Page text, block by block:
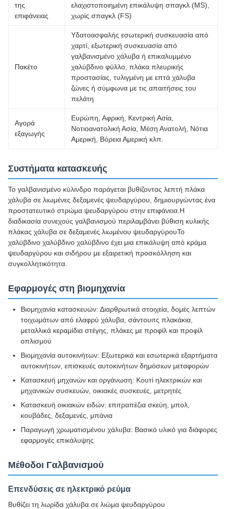
της
επιφάνειας
ελαχιστοποιημένη επικάλυψη σπαγκλ (MS),
χωρίς σπαγκλ (FS)
Πακέτο
Υδατοασφαλής εσωτερική συσκευασία από
χαρτί, εξωτερική συσκευασία από
γαλβανισμένο χάλυβα ή επικαλυμμένο
χαλύβδινο φύλλο, πλάκα πλευρικής
προστασίας, τυλιγμένη με επτά χάλυβα
ζώνες ή σύμφωνα με τις απαιτήσεις του
πελάτη
Αγορά
εξαγωγής
Ευρώπη, Αφρική, Κεντρική Ασία,
Νοτιοανατολική Ασία, Μέση Ανατολή, Νότια
Αμερική, Βόρεια Αμερική κλπ.
Συστήματα κατασκευής
Το γαλβανισμένο κύλινδρο παράγεται βυθίζοντας λεπτή πλάκα
χάλυβα σε λιωμένες δεξαμενές ψευδαργύρου, δημιουργώντας ένα
προστατευτικό στρώμα ψευδαργύρου στην επιφάνεια.Η
διαδικασία συνεχούς γαλβανισμού περιλαμβάνει βύθιση κυλικής
πλάκας χάλυβα σε δεξαμενές λιωμένου ψευδαργύρουΤο
χαλύβδινο χαλύβδινο χαλύβδινο έχει μια επικάλυψη από κράμα
ψευδαργύρου και σιδήρου με εξαιρετική προσκόλληση και
συγκολλητικότητα.
Εφαρμογές στη βιομηχανία
Βιομηχανία κατασκευών: Διαρθρωτικά στοιχεία, δομές λεπτών
τοιχωμάτων από ελαφρύ χάλυβα, σάντουιτς πλακάκια,
μεταλλικά κεραμίδια στέγης, πλάκες με προφίλ και προφίλ
οπλισμού
Βιομηχανία αυτοκινήτων: Εξωτερικά και εσωτερικά εξαρτήματα
αυτοκινήτων, επισκευές αυτοκινήτων δημόσιων μεταφορών
Κατασκευή μηχανών και οργάνωση: Κουτί ηλεκτρικών και
μηχανικών συσκευών, οικιακές συσκευές, μετρητές
Κατασκευή οικιακών ειδών: επιτραπέζια σκεύη, μπολ,
κουβάδες, δεξαμενές, μπάνια
Παραγωγή χρωματισμένου χάλυβα: Βασικό υλικό για διάφορες
εφαρμογές επικάλυψης
Μέθοδοι Γαλβανισμού
Επενδύσεις σε ηλεκτρικό ρεύμα
Βυθίζει τη λωρίδα χάλυβα σε λιώμα ψευδαργύρου